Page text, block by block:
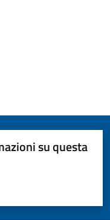
su questa